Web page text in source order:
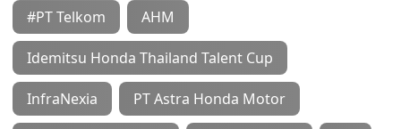
#PT Telkom AHM
Idemitsu Honda Thailand Talent Cup
InfraNexia PT Astra Honda Motor